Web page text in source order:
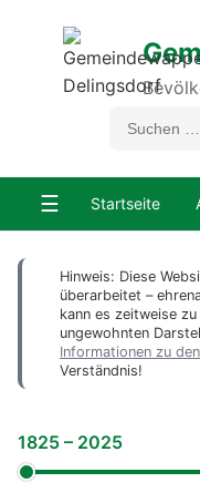
☰ Startseite
Hinweis: Diese
überarbeitet –
kann es zeitweise
ungewohnten
Informationen zu
Verständnis!
1825 – 2025